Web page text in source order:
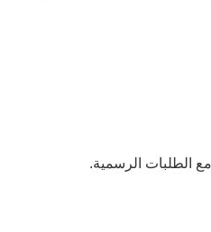
الطلبات الرسمية.